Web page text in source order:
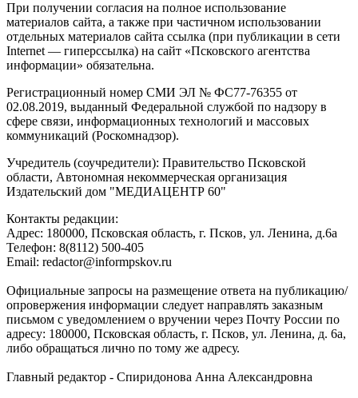
При получении согласия на полное использование
материалов сайта, а также при частичном использовании
отдельных материалов сайта ссылка (при публикации в сети
Internet — гиперссылка) на сайт «Псковского агентства
информации» обязательна.
Регистрационный номер СМИ ЭЛ № ФС77-76355 от
02.08.2019, выданный Федеральной службой по надзору в
сфере связи, информационных технологий и массовых
коммуникаций (Роскомнадзор).
Учредитель (соучредители): Правительство Псковской
области, Автономная некоммерческая организация
Издательский дом "МЕДИАЦЕНТР 60"
Контакты редакции:
Адреc: 180000, Псковская область, г. Псков, ул. Ленина, д.6а
Телефон: 8(8112) 500-405
Email: redactor@informpskov.ru
Официальные запросы на размещение ответа на публикацию/
опровержения информации следует направлять заказным
письмом с уведомлением о вручении через Почту России по
адресу: 180000, Псковская область, г. Псков, ул. Ленина, д. 6а,
либо обращаться лично по тому же адресу.
Главный редактор - Спиридонова Анна Александровна